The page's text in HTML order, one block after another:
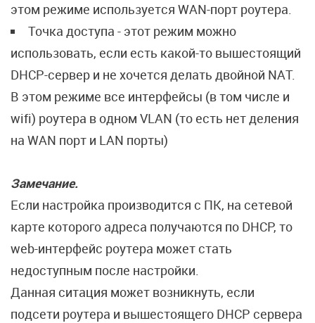
этом режиме используется WAN-порт роутера.
Точка доступа - этот режим можно
использовать, если есть какой-то вышестоящий
DHCP-сервер и не хочется делать двойной NAT.
В этом режиме все интерфейсы (в том числе и
wifi) роутера в одном VLAN (то есть нет деления
на WAN порт и LAN порты)
Замечание.
Если настройка производится с ПК, на сетевой
карте которого адреса получаются по DHCP, то
web-интерфейс роутера может стать
недоступным после настройки.
Данная ситация может возникнуть, если
подсети роутера и вышестоящего DHCP сервера